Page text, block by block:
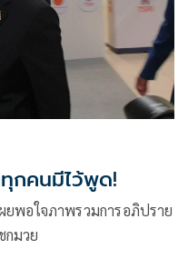
กคนมีไว้พูด!
ยพอใจภาพรวมการอภิปราย
กมวย